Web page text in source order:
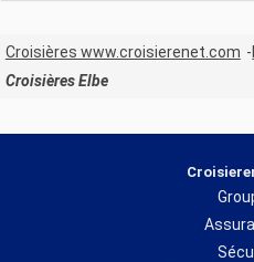
Croisières www.croisierenet.com
Croisières Elbe